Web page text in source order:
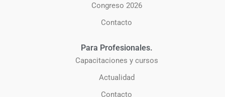
Congreso 2026
Contacto
Para Profesionales.
Capacitaciones y cursos
Actualidad
Contacto